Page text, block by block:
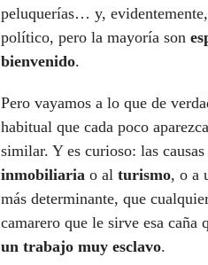
peluquerías… y,
político, pero la mayoría son
bienvenido.
Pero vayamos a lo que de
habitual que cada poco
similar. Y es curioso: las
inmobiliaria o al turismo, o a
más determinante, que
camarero que le sirve esa
un trabajo muy esclavo.